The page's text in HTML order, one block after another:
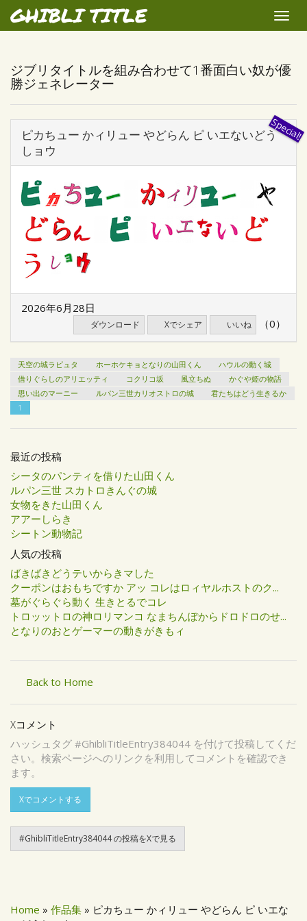
GHIBLI TITLE
Toggle
ジブリタイトルを組み合わせて1番面白い奴が優
勝ジェネレーター
ピカちュー かィリュー やどらん ピ いエないどう
しョウ
2026年6月28日
ダウンロード Xでシェア いいね （0）
天空の城ラピュタ ホーホケキョとなりの山田くん
ハウルの動く城
借りぐらしのアリエッティ
コクリコ坂 風立ちぬ
かぐや姫の物語
思い出のマーニー
ルパン三世カリオストロの城
君たちはどう生きるか
1
最近の投稿
シータのパンティを借りた山田くん
ルパン三世 スカトロきんぐの城
女物をきた山田くん
アアーしらき
シートン動物記
人気の投稿
ばきばきどうテいからきマした
クーポンはおもちですか アッ コレはロィヤルホストのク...
墓がぐらぐら動く 生きとるでコレ
トロッットロの神ロリマンコ なまちんぽからドロドロのせ...
となりのおとゲーマーの動きがきもィ
Back to Home
Xコメント
ハッシュタグ #GhibliTitleEntry384044 を付けて投稿してくだ
さい。検索ページへのリンクを利用してコメントを確認でき
ます。
Xでコメントする
#GhibliTitleEntry384044 の投稿をXで見る
Home » 作品集 » ピカちュー かィリュー やどらん ピ いエな